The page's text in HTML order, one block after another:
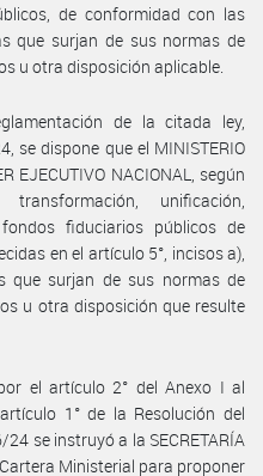
de conformidad con las
que surjan de sus normas de
u otra disposición aplicable.
de la citada ley,
se dispone que el MINISTERIO
EJECUTIVO NACIONAL, según
unificación,
fiduciarios públicos de
en el artículo 5°, incisos a),
que surjan de sus normas de
u otra disposición que resulte
el artículo 2° del Anexo I al
1° de la Resolución del
24 se instruyó a la SECRETARÍA
Cartera Ministerial para proponer